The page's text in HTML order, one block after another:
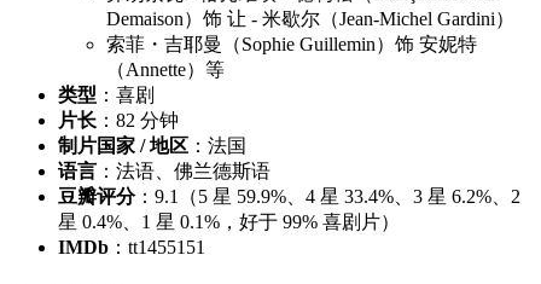
Demaison）饰 让 - 米歇尔（Jean-Michel Gardini）
索菲・吉耶曼（Sophie Guillemin）饰 安妮特
（Annette）等
类型 ：喜剧
片长 ：82 分钟
制片国家 / 地区 ：法国
语言 ：法语、佛兰德斯语
豆瓣评分：9.1（5 星 59.9%、4 星 33.4%、3 星 6.2%、2
星 0.4%、1 星 0.1%，好于 99% 喜剧片）
IMDb ：tt1455151